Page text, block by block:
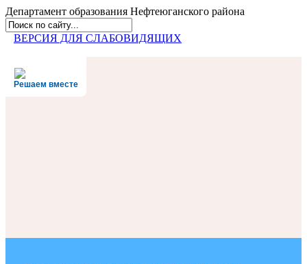
Департамент образования Нефтеюганского района
ВЕРСИЯ ДЛЯ СЛАБОВИДЯЩИХ
Решаем вместе